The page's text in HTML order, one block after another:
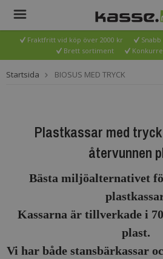
Fraktfritt vid köp över 2000 kr
Snabb
Brett sortiment
Startsida BIOSUS MED TRYCK
Plastkassar med
återvunnen
Bästa miljöalternativet
Kassarna är tillverkade i
plast.
Vi har både stansbärkassar